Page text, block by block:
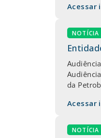
Acessar
NOTÍCIA
da
Acessar
NOTÍCIA